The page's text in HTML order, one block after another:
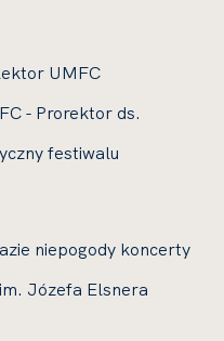
UMFC
- Prorektor ds.
festiwalu
niepogody koncerty
Józefa Elsnera